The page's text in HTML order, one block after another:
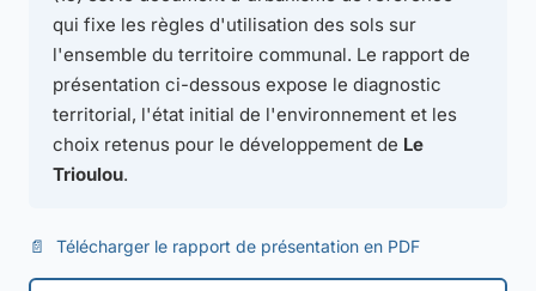
qui fixe les règles d'utilisation des sols sur
l'ensemble du territoire communal. Le rapport de
présentation ci-dessous expose le diagnostic
territorial, l'état initial de l'environnement et les
choix retenus pour le développement de Le
Trioulou.
📄 Télécharger le rapport de présentation en PDF